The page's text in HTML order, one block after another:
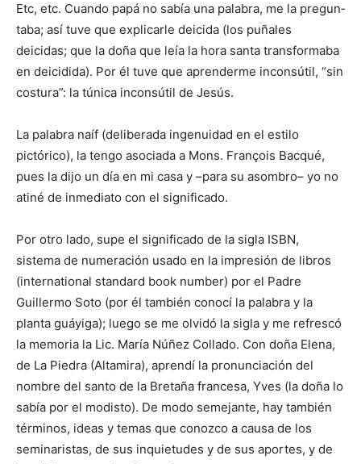
Etc, etc. Cuando papá no sabía una palabra, me la pregun­
taba; así tuve que explicarle deicida (los puñales
deicidas; que la doña que leía la hora santa transformaba
en deicidida). Por él tuve que apren­derme inconsútil, “sin
costura”: la túnica inconsútil de Jesús.
La palabra naíf (deliberada inge­nuidad en el estilo
pictórico), la ten­go asociada a Mons. François Bac­qué,
pues la dijo un día en mi casa y –para su asombro– yo no
atiné de inmediato con el significado.
Por otro lado, supe el significado de la sigla ISBN,
sistema de nu­meración usado en la impresión de libros
(international standard book number) por el Padre
Guillermo Soto (por él también conocí la pala­bra y la
planta guáyiga); luego se me olvidó la sigla y me refrescó
la memoria la Lic. María Núñez Collado. Con doña Elena,
de La Piedra (Altamira), aprendí la pronuncia­ción del
nombre del santo de la Bretaña francesa, Yves (la doña lo
sabía por el modisto). De modo semejante, hay también
términos, ideas y temas que conozco a causa de los
seminaristas, de sus inquietu­des y de sus aportes, y de